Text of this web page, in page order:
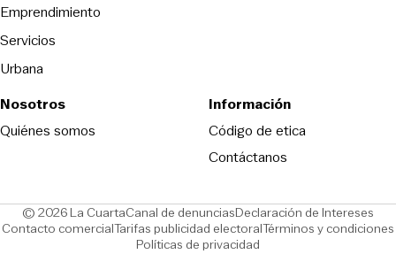
Emprendimiento
Servicios
Urbana
Nosotros
Quiénes somos
Información
Código de eticaOpens in new
Contáctanos
© 2026 La CuartaCanal de denunciasOpens in new window
Declaración de Intereses
Contacto comercialOpens in new window
Tarifas publicidad electoralOpens in new window
Términos y condiciones
Políticas de privacidad